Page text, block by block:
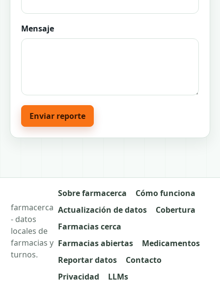
Mensaje
Enviar reporte
farmacerca
- datos
locales de
farmacias y
turnos.
Sobre farmacerca
Cómo funciona
Actualización de datos
Cobertura
Farmacias cerca
Farmacias abiertas
Medicamentos
Reportar datos
Contacto
Privacidad
LLMs